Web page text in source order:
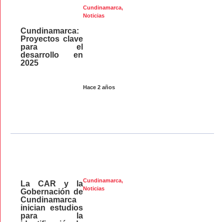
Cundinamarca,
Noticias
Hace 2 años
Cundinamarca:
Proyectos clave
para el
desarrollo en
2025
Cundinamarca,
Noticias
La CAR y la
Gobernación de
Cundinamarca
inician estudios
para la